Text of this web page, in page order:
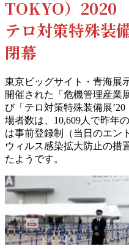
TOKYO）2020
テロ対策特殊装
閉幕
東京ビッグサイト・青海展
開催された「危機管理産業
び「テロ対策特殊装備展
場者数は、10,609人で昨年
は事前登録制（当日のエン
ウィルス感染拡大防止の措
たようです。